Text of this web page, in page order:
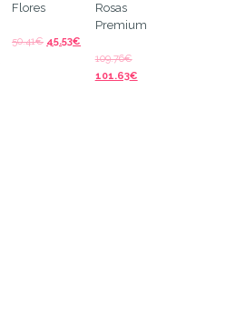
Flores
50.41€ 45.53€
Rosas
Premium
109.76€
101.63€